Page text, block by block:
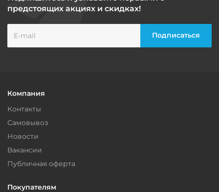
предстоящих акциях и скидках!
Компания
Контакты
Самовывоз
Новости
Вакансии
Публичная оферта
Покупателям